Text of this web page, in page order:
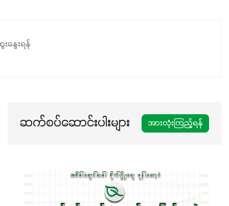
နွေးရန်
ဆက်စပ်ဆောင်းပါးများ အားလုံးကြည့်ရန်